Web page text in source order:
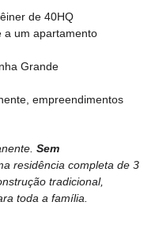
de 40HQ
a um apartamento
Grande
empreendimentos
Sem
residência completa de 3
tradicional,
toda a família.